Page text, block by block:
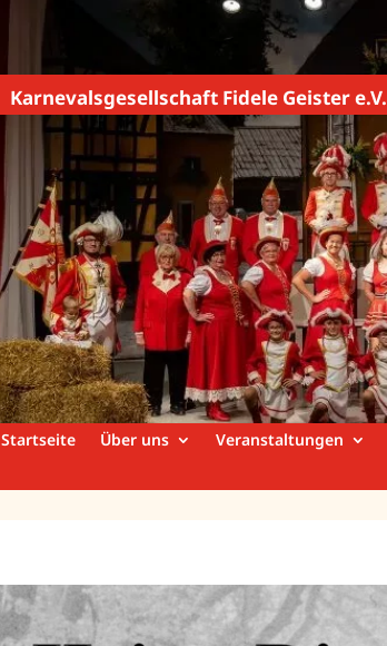
Karnevalsgesellschaft Fidele Geister e.V.
Startseite Über uns Veranstaltungen